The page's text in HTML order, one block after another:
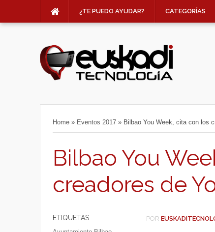
¿TE PUEDO AYUDAR? CATEGORÍAS
Home » Eventos 2017 » Bilbao You Week, cita con los
Bilbao You
creadores de
ETIQUETAS POR